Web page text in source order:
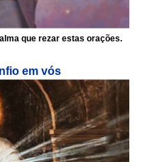
que rezar estas orações.
em vós